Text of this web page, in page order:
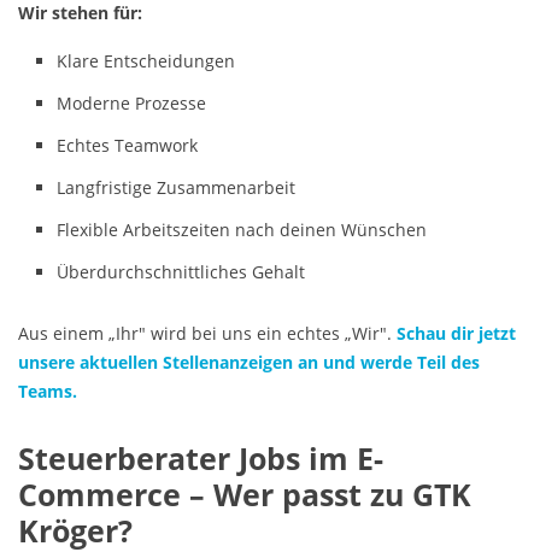
Wir stehen für:
Klare Entscheidungen
Moderne Prozesse
Echtes Teamwork
Langfristige Zusammenarbeit
Flexible Arbeitszeiten nach deinen Wünschen
Überdurchschnittliches Gehalt
Aus einem „Ihr" wird bei uns ein echtes „Wir". Schau dir jetzt
unsere aktuellen Stellenanzeigen an und werde Teil des
Teams.
Steuerberater Jobs im E-
Commerce – Wer passt zu GTK
Kröger?